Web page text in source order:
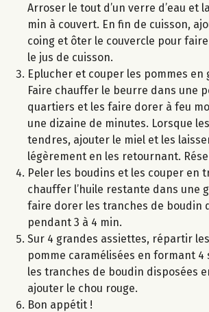
Arroser le tout d’un verre d’eau et
min à couvert. En fin de cuisson,
coing et ôter le couvercle pour
le jus de cuisson.
Eplucher et couper les pommes en
Faire chauffer le beurre dans une
quartiers et les faire dorer à feu
une dizaine de minutes. Lorsque
tendres, ajouter le miel et les
légèrement en les retournant.
Peler les boudins et les couper en
chauffer l’huile restante dans une
faire dorer les tranches de boudin
pendant 3 à 4 min.
Sur 4 grandes assiettes, répartir
pomme caramélisées en formant 4
les tranches de boudin disposées
ajouter le chou rouge.
Bon appétit !